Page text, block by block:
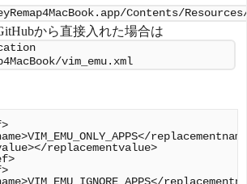
Contents/
から直接入れた場合は
vim_emu.xml
replacementvalue>